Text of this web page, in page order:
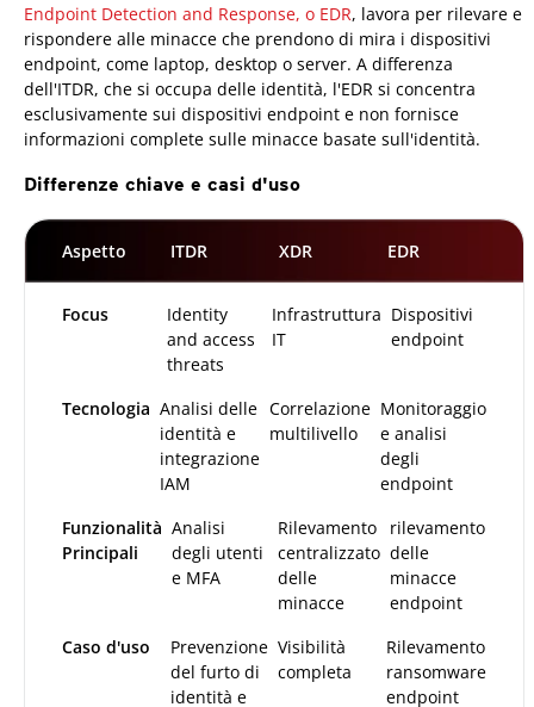
Endpoint Detection and Response, o EDR, lavora per rilevare e
rispondere alle minacce che prendono di mira i dispositivi
endpoint, come laptop, desktop o server. A differenza
dell'ITDR, che si occupa delle identità, l'EDR si concentra
esclusivamente sui dispositivi endpoint e non fornisce
informazioni complete sulle minacce basate sull'identità.
Differenze chiave e casi d'uso
Aspetto ITDR XDR EDR
Focus
Identity
and access
threats
Infrastruttura
IT
Dispositivi
endpoint
Tecnologia Analisi delle
identità e
integrazione
IAM
Correlazione
multilivello
Monitoraggio
e analisi
degli
endpoint
Funzionalità
Principali
Analisi
degli utenti
e MFA
Rilevamento
centralizzato
delle
minacce
rilevamento
delle
minacce
endpoint
Caso d'uso
Prevenzione
del furto di
identità e
Visibilità
completa
Rilevamento
ransomware
endpoint